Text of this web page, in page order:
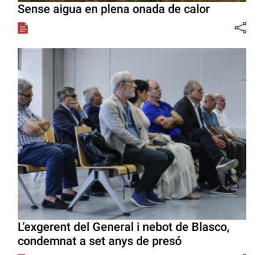
Sense aigua en plena onada de calor
L’exgerent del General i nebot de Blasco,
condemnat a set anys de presó